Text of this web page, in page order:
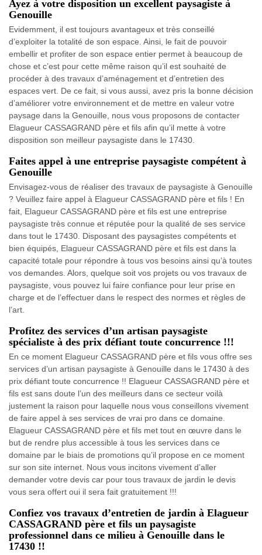
Ayez à votre disposition un excellent paysagiste à
Genouille
Evidemment, il est toujours avantageux et très conseillé
d’exploiter la totalité de son espace. Ainsi, le fait de pouvoir
embellir et profiter de son espace entier permet à beaucoup de
chose et c’est pour cette même raison qu’il est souhaité de
procéder à des travaux d’aménagement et d’entretien des
espaces vert. De ce fait, si vous aussi, avez pris la bonne décision
d’améliorer votre environnement et de mettre en valeur votre
paysage dans la Genouille, nous vous proposons de contacter
Elagueur CASSAGRAND père et fils afin qu’il mette à votre
disposition son meilleur paysagiste dans le 17430.
Faites appel à une entreprise paysagiste compétent à
Genouille
Envisagez-vous de réaliser des travaux de paysagiste à Genouille
? Veuillez faire appel à Elagueur CASSAGRAND père et fils ! En
fait, Elagueur CASSAGRAND père et fils est une entreprise
paysagiste très connue et réputée pour la qualité de ses service
dans tout le 17430. Disposant des paysagistes compétents et
bien équipés, Elagueur CASSAGRAND père et fils est dans la
capacité totale pour répondre à tous vos besoins ainsi qu’à toutes
vos demandes. Alors, quelque soit vos projets ou vos travaux de
paysagiste, vous pouvez lui faire confiance pour leur prise en
charge et de l’effectuer dans le respect des normes et règles de
l’art.
Profitez des services d’un artisan paysagiste
spécialiste à des prix défiant toute concurrence !!!
En ce moment Elagueur CASSAGRAND père et fils vous offre ses
services d’un artisan paysagiste à Genouille dans le 17430 à des
prix défiant toute concurrence !! Elagueur CASSAGRAND père et
fils est sans doute l’un des meilleurs dans ce secteur voilà
justement la raison pour laquelle nous vous conseillons vivement
de faire appel à ses services de vrai pro dans ce domaine.
Elagueur CASSAGRAND père et fils met tout en œuvre dans le
but de rendre plus accessible à tous les services dans ce
domaine par le biais de promotions qu’il propose en ce moment
sur son site internet. Nous vous incitons vivement d’aller
demander votre devis car pour tous travaux de jardin le devis
vous sera offert oui il sera fait gratuitement !!!
Confiez vos travaux d’entretien de jardin à Elagueur
CASSAGRAND père et fils un paysagiste
professionnel dans ce milieu à Genouille dans le
17430 !!